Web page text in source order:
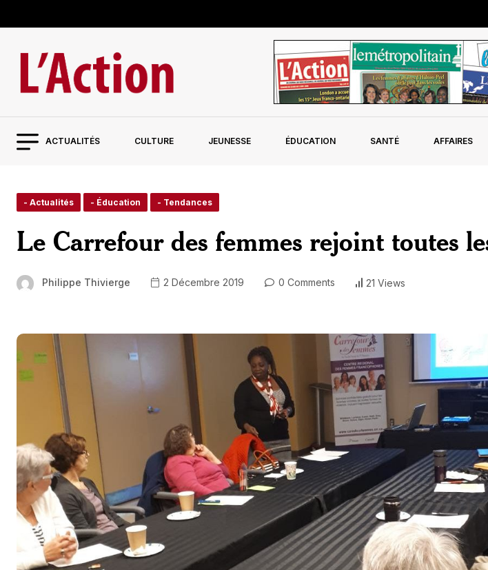
ACTUALITÉS CULTURE JEUNESSE ÉDUCATION SANTÉ AFFAIRES
- Actualités - Éducation - Tendances
Le Carrefour des femmes rejoint toutes
Philippe Thivierge 2 Décembre 2019 0 Comments 21 Views